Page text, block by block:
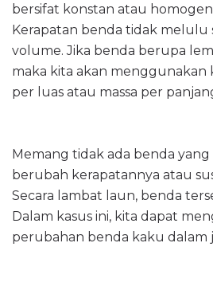
bersifat konstan atau
Kerapatan benda tidak melulu
volume. Jika benda berupa
maka kita akan menggunakan
per luas atau massa per
Memang tidak ada benda
berubah kerapatannya atau
Secara lambat laun, benda
Dalam kasus ini, kita dapat
perubahan benda kaku dalam